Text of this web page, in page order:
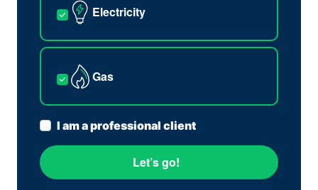
Electricity
Gas
I am a professional client
Let’s go!